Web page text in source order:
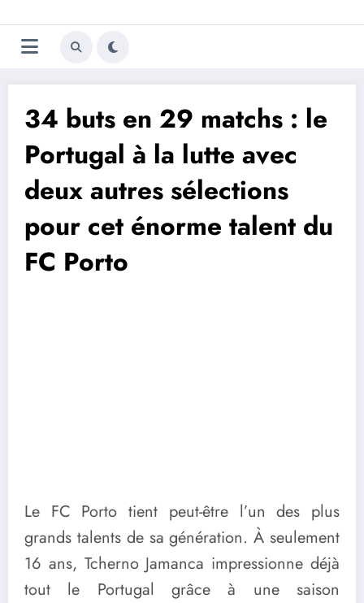
au
contenu
Trivela
L'actualité du football
34 buts en 29 matchs : le
Portugal à la lutte avec
deux autres sélections
pour cet énorme talent du
FC Porto
Le FC Porto tient peut-être l’un des plus
grands talents de sa génération. À seulement
16 ans, Tcherno Jamanca impressionne déjà
tout le Portugal grâce à une saison